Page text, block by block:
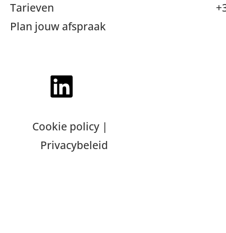
Tarieven
Plan jouw afspraak
Cookie policy |
Privacybeleid